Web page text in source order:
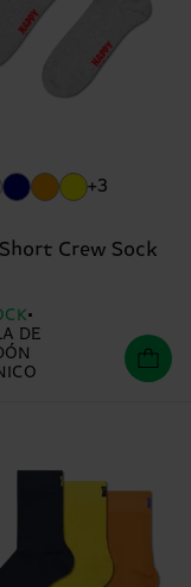
+3
Crew Sock
DE